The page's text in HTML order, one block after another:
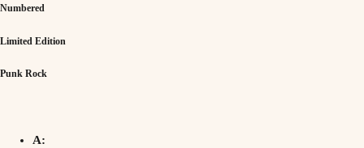
Numbered
Limited Edition
Punk Rock
A: